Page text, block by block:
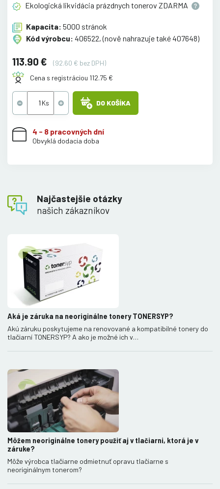
Ekologická likvidácia prázdnych tonerov ZDARMA
Kapacita: 5000 stránok
Kód výrobcu: 406522, (nově nahrazuje také 407648)
113.90 €
(92.60 € bez DPH)
Cena s registráciou 112.75 €
DO KOŠÍKA
4 - 8 pracovných dní
Obvyklá dodacia doba
Najčastejšie otázky
našich zákazníkov
Aká je záruka na neoriginálne tonery TONERSYP?
Akú záruku poskytujeme na renovované a kompatibilné tonery do
tlačiarní TONERSYP? A ako je možné ich v…
Môžem neoriginálne tonery použiť aj v tlačiarni, ktorá je v
záruke?
Môže výrobca tlačiarne odmietnuť opravu tlačiarne s
neoriginálnym tonerom?